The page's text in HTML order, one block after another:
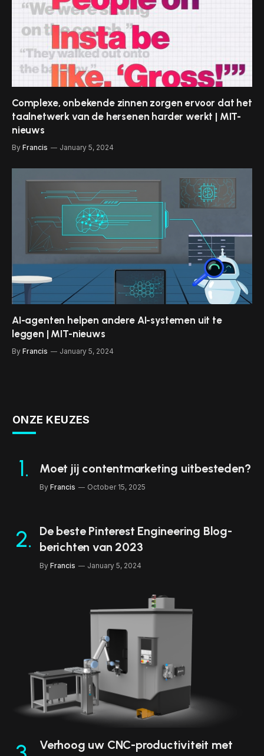
Complexe, onbekende zinnen zorgen ervoor dat het
taalnetwerk van de hersenen harder werkt | MIT-
nieuws
By Francis January 5, 2024
AI-agenten helpen andere AI-systemen uit te
leggen | MIT-nieuws
By Francis January 5, 2024
ONZE KEUZES
Moet jij contentmarketing uitbesteden?
By Francis October 15, 2025
De beste Pinterest Engineering Blog-
berichten van 2023
By Francis January 5, 2024
Verhoog uw CNC-productiviteit met